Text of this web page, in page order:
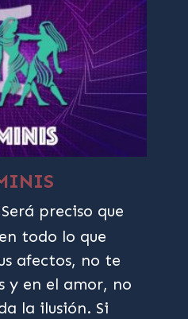
Será preciso que
todo lo que
afectos, no te
y en el amor, no
la ilusión. Si